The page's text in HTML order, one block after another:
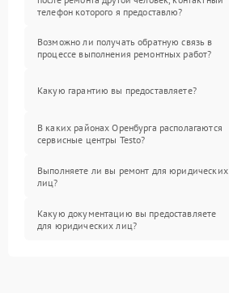
телефон которого я предоставлю?
Возможно ли получать обратную связь в
процессе выполнения ремонтных работ?
Какую гарантию вы предоставляете?
В каких районах Оренбурга располагаются
сервисные центры Testo?
Выполняете ли вы ремонт для юридических
лиц?
Какую документацию вы предоставляете
для юридических лиц?